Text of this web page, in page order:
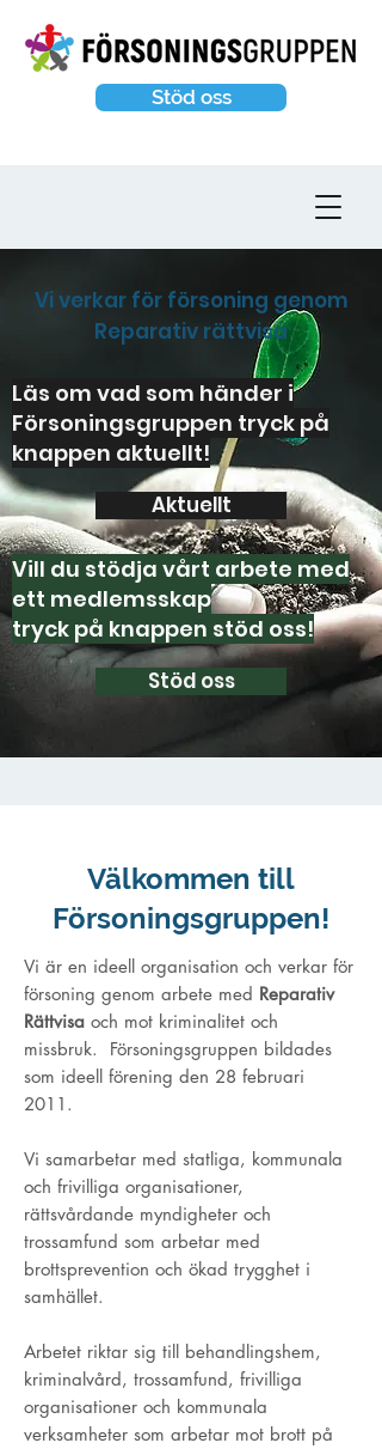
Stöd oss
Vi verkar för försoning genom
Reparativ rättvisa
Läs om vad som händer i
Försoningsgruppen tryck på
knappen aktuellt!
Aktuellt
Vill du stödja vårt arbete med
ett medlemsskap
tryck på knappen stöd oss!
Stöd oss
Välkommen till
Försoningsgruppen!
Vi är en ideell organisation och verkar för
försoning genom arbete med Reparativ
Rättvisa och mot kriminalitet och
missbruk. Försoningsgruppen bildades
som ideell förening den 28 februari
2011.
Vi samarbetar med statliga, kommunala
och frivilliga organisationer,
rättsvårdande myndigheter och
trossamfund som arbetar med
brottsprevention och ökad trygghet i
samhället.
Arbetet riktar sig till behandlingshem,
kriminalvård, trossamfund, frivilliga
organisationer och kommunala
verksamheter som arbetar mot brott på